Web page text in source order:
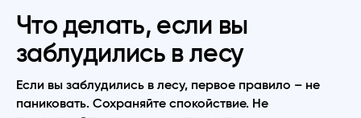
Что делать, если вы
заблудились в лесу
Если вы заблудились в лесу, первое правило – не
паниковать. Сохраняйте спокойствие. Не